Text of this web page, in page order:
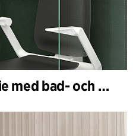
Ascento - modulserie med bad- och duschstolar